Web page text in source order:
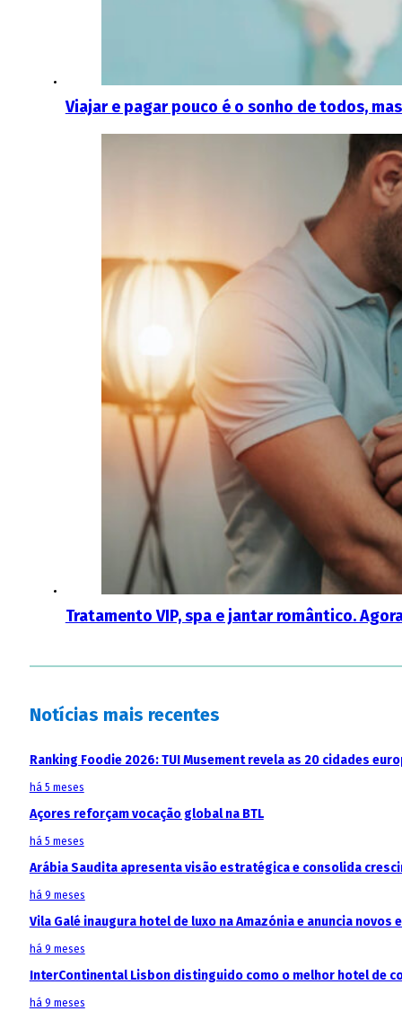
Viajar e pagar pouco é o sonho de todos,
Tratamento VIP, spa e jantar romântico.
Notícias mais recentes
Ranking Foodie 2026: TUI Musement revela as 20 cidades
há 5 meses
Açores reforçam vocação global na BTL
há 5 meses
Arábia Saudita apresenta visão estratégica e consolida
há 9 meses
Vila Galé inaugura hotel de luxo na Amazónia e anuncia
há 9 meses
InterContinental Lisbon distinguido como o melhor hotel de
há 9 meses